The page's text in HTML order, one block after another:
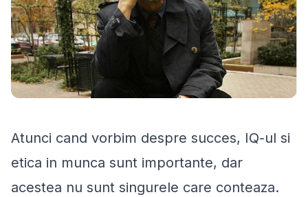
Atunci cand vorbim despre succes, IQ-ul si
etica in munca sunt importante, dar
acestea nu sunt singurele care conteaza.